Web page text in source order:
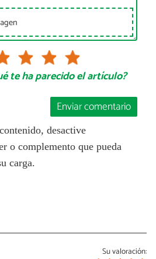
te ha parecido el artículo?
Enviar comentario
desactive
o complemento que pueda
carga.
Su valoración: